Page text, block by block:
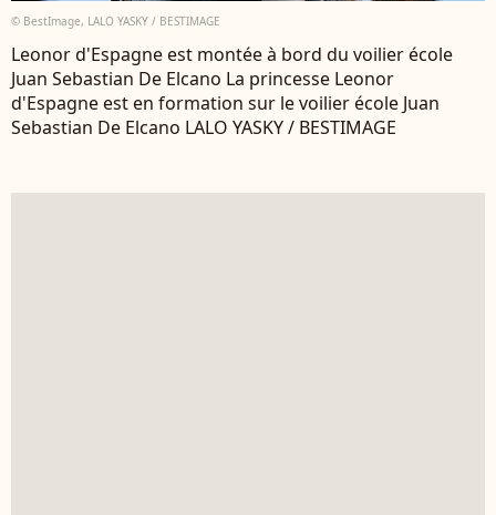
© BestImage, LALO YASKY / BESTIMAGE
Leonor d'Espagne est montée à bord du voilier école
Juan Sebastian De Elcano La princesse Leonor
d'Espagne est en formation sur le voilier école Juan
Sebastian De Elcano LALO YASKY / BESTIMAGE